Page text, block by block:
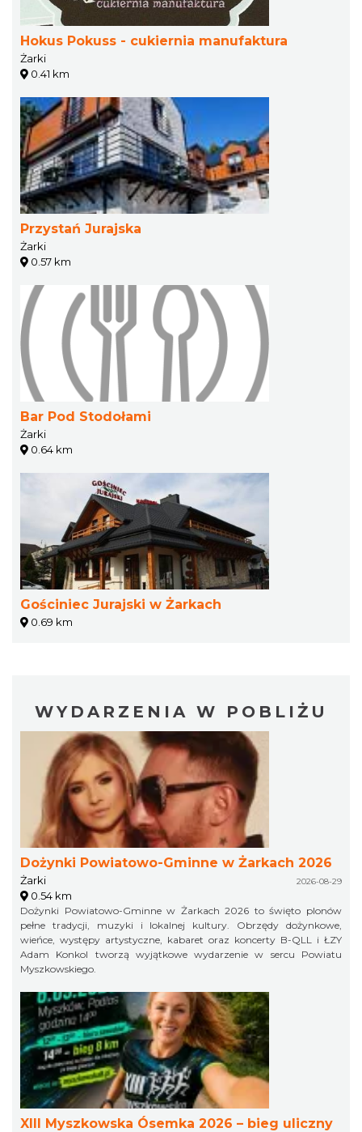
Hokus Pokuss - cukiernia manufaktura
Żarki
0.41 km
Przystań Jurajska
Żarki
0.57 km
Bar Pod Stodołami
Żarki
0.64 km
Gościniec Jurajski w Żarkach
0.69 km
WYDARZENIA W POBLIŻU
Dożynki Powiatowo-Gminne w Żarkach 2026
Żarki 2026-08-29
0.54 km
Dożynki Powiatowo-Gminne w Żarkach 2026 to święto plonów
pełne tradycji, muzyki i lokalnej kultury. Obrzędy dożynkowe,
wieńce, występy artystyczne, kabaret oraz koncerty B-QLL i ŁZY
Adam Konkol tworzą wyjątkowe wydarzenie w sercu Powiatu
Myszkowskiego.
XIII Myszkowska Ósemka 2026 – bieg uliczny